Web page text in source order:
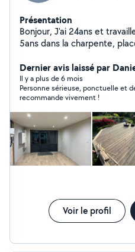
Présentation
Bonjour, J'ai 24ans et travaille dans le bâtiment depuis
5ans dans la charpente,
clostras et abris
Dernier avis laissé par
Il y a plus de 6 mois
Personne sérieuse, ponctuelle et
recommande vivement !
Voir le profil